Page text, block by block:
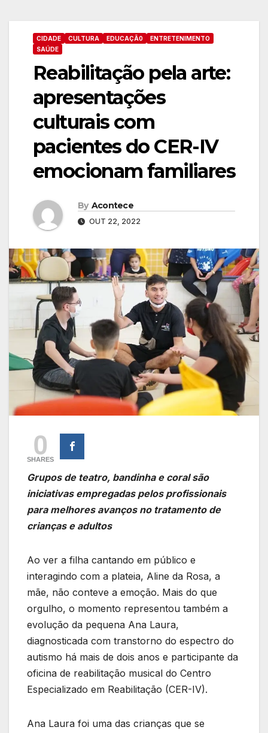
CIDADE CULTURA EDUCAÇÃ0
ENTRETENIMENTO
SAÚDE
Reabilitação pela arte:
apresentações
culturais com
pacientes do CER-IV
emocionam familiares
By Acontece
OUT 22, 2022
0
SHARES
Grupos de teatro, bandinha e coral são
iniciativas empregadas pelos profissionais
para melhores avanços no tratamento de
crianças e adultos
Ao ver a filha cantando em público e
interagindo com a plateia, Aline da Rosa, a
mãe, não conteve a emoção. Mais do que
orgulho, o momento representou também a
evolução da pequena Ana Laura,
diagnosticada com transtorno do espectro do
autismo há mais de dois anos e participante da
oficina de reabilitação musical do Centro
Especializado em Reabilitação (CER-IV).
Ana Laura foi uma das crianças que se